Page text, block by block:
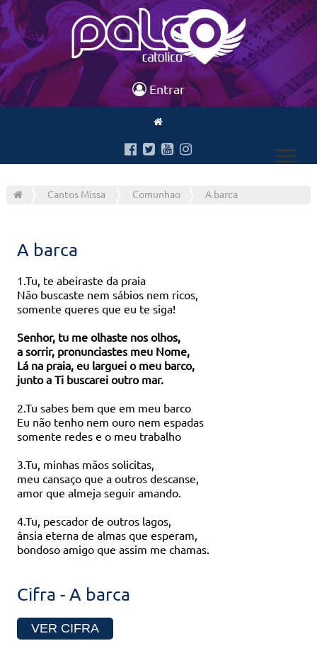
Entrar
Cantos Missa Comunhao A barca
A barca
1.Tu, te abeiraste da praia
Não buscaste nem sábios nem ricos,
somente queres que eu te siga!
Senhor, tu me olhaste nos olhos,
a sorrir, pronunciastes meu Nome,
Lá na praia, eu larguei o meu barco,
junto a Ti buscarei outro mar.
2.Tu sabes bem que em meu barco
Eu não tenho nem ouro nem espadas
somente redes e o meu trabalho
3.Tu, minhas mãos solicitas,
meu cansaço que a outros descanse,
amor que almeja seguir amando.
4.Tu, pescador de outros lagos,
ânsia eterna de almas que esperam,
bondoso amigo que assim me chamas.
Cifra - A barca
VER CIFRA